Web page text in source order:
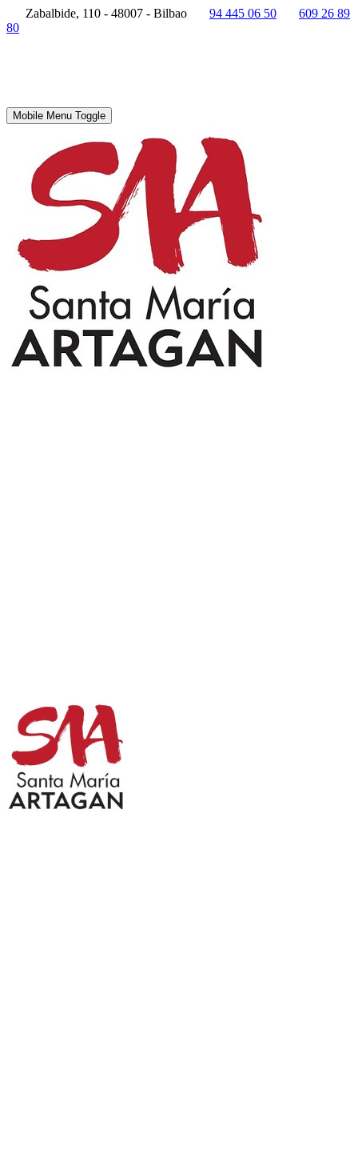
Zabalbide, 110 - 48007 - Bilbao 94 445 06 50
609 26 89
80
Mobile Menu Toggle